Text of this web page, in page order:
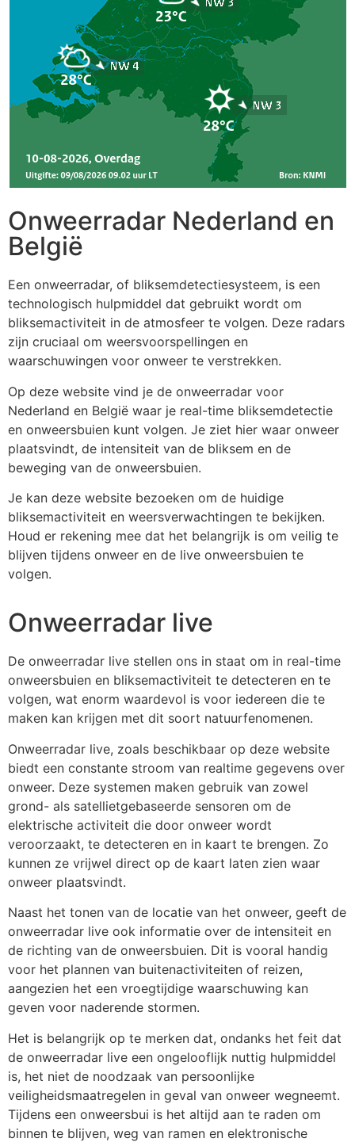
Onweerradar Nederland en
België
Een onweerradar, of bliksemdetectiesysteem, is een
technologisch hulpmiddel dat gebruikt wordt om
bliksemactiviteit in de atmosfeer te volgen. Deze radars
zijn cruciaal om weersvoorspellingen en
waarschuwingen voor onweer te verstrekken.
Op deze website vind je de onweerradar voor
Nederland en België waar je real-time bliksemdetectie
en onweersbuien kunt volgen. Je ziet hier waar onweer
plaatsvindt, de intensiteit van de bliksem en de
beweging van de onweersbuien.
Je kan deze website bezoeken om de huidige
bliksemactiviteit en weersverwachtingen te bekijken.
Houd er rekening mee dat het belangrijk is om veilig te
blijven tijdens onweer en de live onweersbuien te
volgen.
Onweerradar live
De onweerradar live stellen ons in staat om in real-time
onweersbuien en bliksemactiviteit te detecteren en te
volgen, wat enorm waardevol is voor iedereen die te
maken kan krijgen met dit soort natuurfenomenen.
Onweerradar live, zoals beschikbaar op deze website
biedt een constante stroom van realtime gegevens over
onweer. Deze systemen maken gebruik van zowel
grond- als satellietgebaseerde sensoren om de
elektrische activiteit die door onweer wordt
veroorzaakt, te detecteren en in kaart te brengen. Zo
kunnen ze vrijwel direct op de kaart laten zien waar
onweer plaatsvindt.
Naast het tonen van de locatie van het onweer, geeft de
onweerradar live ook informatie over de intensiteit en
de richting van de onweersbuien. Dit is vooral handig
voor het plannen van buitenactiviteiten of reizen,
aangezien het een vroegtijdige waarschuwing kan
geven voor naderende stormen.
Het is belangrijk op te merken dat, ondanks het feit dat
de onweerradar live een ongelooflijk nuttig hulpmiddel
is, het niet de noodzaak van persoonlijke
veiligheidsmaatregelen in geval van onweer wegneemt.
Tijdens een onweersbui is het altijd aan te raden om
binnen te blijven, weg van ramen en elektronische